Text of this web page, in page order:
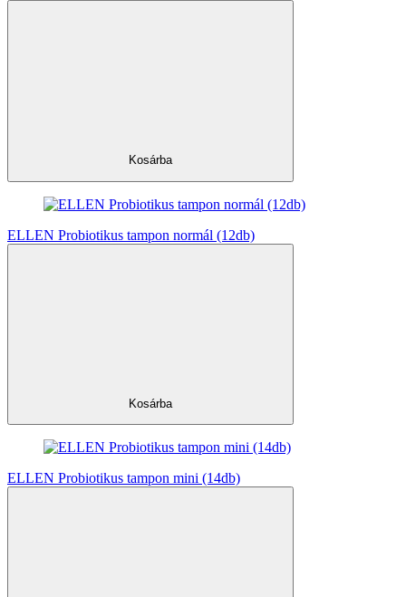
Kosárba
ELLEN Probiotikus tampon normál (12db)
Kosárba
ELLEN Probiotikus tampon mini (14db)